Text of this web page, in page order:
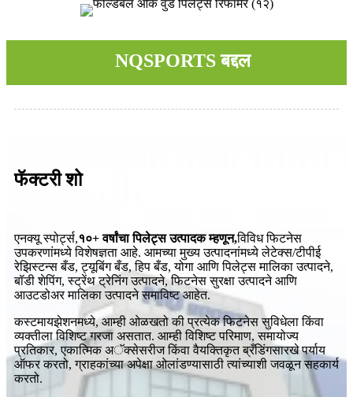
NQSPORTS बद्दल
फॅक्टरी शो
एनक्यू स्पोर्ट्स,१०+ वर्षांचा पिलेट्स उत्पादक म्हणून,विविध फिटनेस
उपकरणांमध्ये विशेषज्ञता आहे. आमच्या मुख्य उत्पादनांमध्ये लेटेक्स/टीपीई
रेझिस्टन्स बँड, ट्यूबिंग बँड, हिप बँड, योगा आणि पिलेट्स मालिका उत्पादने,
बॉडी शेपिंग, स्ट्रेंथ ट्रेनिंग उत्पादने, फिटनेस सुरक्षा उत्पादने आणि
आउटडोअर मालिका उत्पादने समाविष्ट आहेत.
कस्टमायझेशनमध्ये, आम्ही ओळखतो की प्रत्येक फिटनेस सुविधेला किंवा
व्यक्तीला विशिष्ट गरजा असतात. आम्ही विशिष्ट परिमाण, समायोज्य
प्रतिकार, एकात्मिक अॅक्सेसरीज किंवा वैयक्तिकृत ब्रँडिंगसारखे पर्याय
ऑफर करतो, ग्राहकांच्या अपेक्षा ओलांडण्यासाठी त्यांच्याशी जवळून सहकार्य
करतो.